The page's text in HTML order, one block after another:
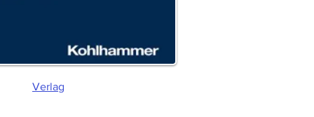
Verlag